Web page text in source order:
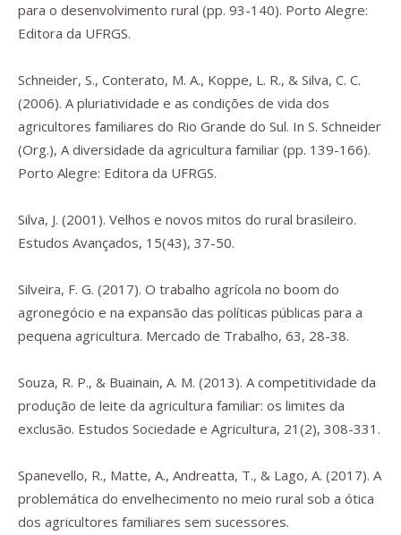
para o desenvolvimento rural (pp. 93-140). Porto Alegre:
Editora da UFRGS.
Schneider, S., Conterato, M. A., Koppe, L. R., & Silva, C. C.
(2006). A pluriatividade e as condições de vida dos
agricultores familiares do Rio Grande do Sul. In S. Schneider
(Org.), A diversidade da agricultura familiar (pp. 139-166).
Porto Alegre: Editora da UFRGS.
Silva, J. (2001). Velhos e novos mitos do rural brasileiro.
Estudos Avançados, 15(43), 37-50.
Silveira, F. G. (2017). O trabalho agrícola no boom do
agronegócio e na expansão das políticas públicas para a
pequena agricultura. Mercado de Trabalho, 63, 28-38.
Souza, R. P., & Buainain, A. M. (2013). A competitividade da
produção de leite da agricultura familiar: os limites da
exclusão. Estudos Sociedade e Agricultura, 21 (2), 308-331.
Spanevello, R., Matte, A., Andreatta, T., & Lago, A. (2017). A
problemática do envelhecimento no meio rural sob a ótica
dos agricultores familiares sem sucessores.